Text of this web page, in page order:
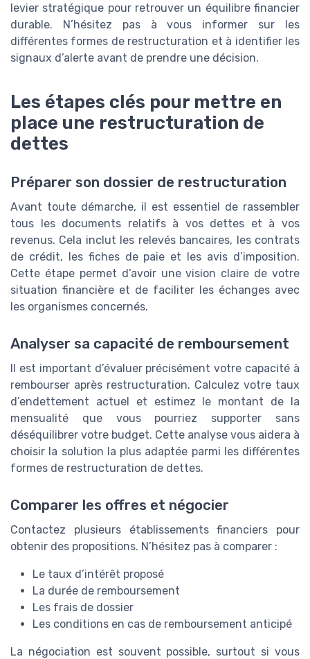
levier stratégique pour retrouver un équilibre financier
durable. N’hésitez pas à vous informer sur les
différentes formes de restructuration et à identifier les
signaux d’alerte avant de prendre une décision.
Les étapes clés pour mettre en
place une restructuration de
dettes
Préparer son dossier de restructuration
Avant toute démarche, il est essentiel de rassembler
tous les documents relatifs à vos dettes et à vos
revenus. Cela inclut les relevés bancaires, les contrats
de crédit, les fiches de paie et les avis d’imposition.
Cette étape permet d’avoir une vision claire de votre
situation financière et de faciliter les échanges avec
les organismes concernés.
Analyser sa capacité de remboursement
Il est important d’évaluer précisément votre capacité à
rembourser après restructuration. Calculez votre taux
d’endettement actuel et estimez le montant de la
mensualité que vous pourriez supporter sans
déséquilibrer votre budget. Cette analyse vous aidera à
choisir la solution la plus adaptée parmi les différentes
formes de restructuration de dettes.
Comparer les offres et négocier
Contactez plusieurs établissements financiers pour
obtenir des propositions. N’hésitez pas à comparer :
Le taux d’intérêt proposé
La durée de remboursement
Les frais de dossier
Les conditions en cas de remboursement anticipé
La négociation est souvent possible, surtout si vous